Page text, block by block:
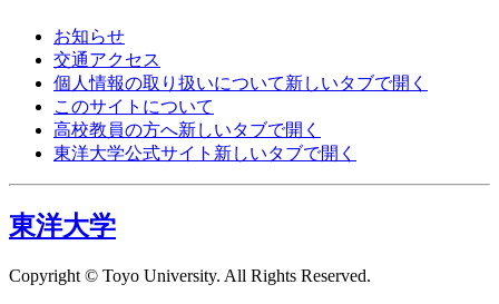
お知らせ
交通アクセス
個人情報の取り扱いについて新しいタブで開く
このサイトについて
高校教員の方へ新しいタブで開く
東洋大学公式サイト 新しいタブで開く
東洋大学
Copyright © Toyo University. All Rights Reserved.